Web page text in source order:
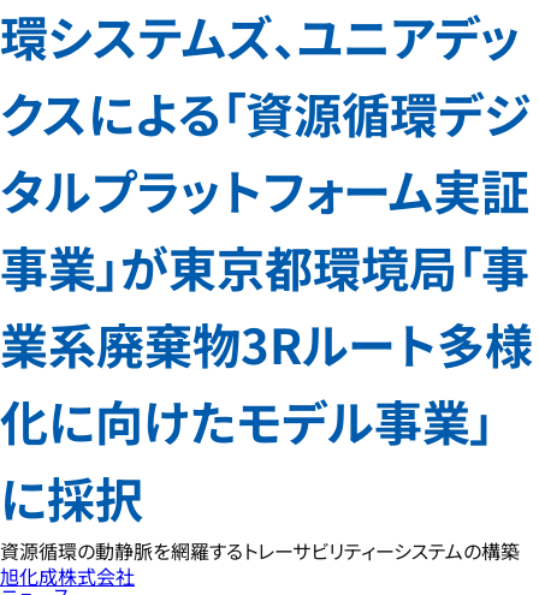
環システムズ、ユニアデッ
クスによる「資源循環デジ
タルプラットフォーム実証
事業」が東京都環境局「事
業系廃棄物3Rルート多様
化に向けたモデル事業」
に採択
資源循環の動静脈を網羅するトレーサビリティーシステムの構築
旭化成株式会社